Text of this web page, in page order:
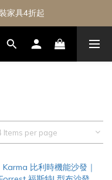
家具4折起
Items per page